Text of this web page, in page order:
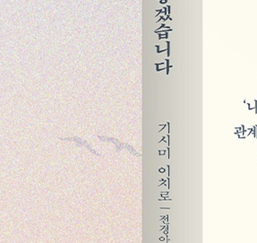
전하게 이해하지 않아도 된다
않으려면 | 스스로 깨닫고 스스로 해결
랑의 역학 | 지배하려고 이해하는 것
한다 | 타인을 이해하는 데 필요한 능력
저 인간이어야 한다
| 타인을 받아들여야 내 세계가 변한다 |